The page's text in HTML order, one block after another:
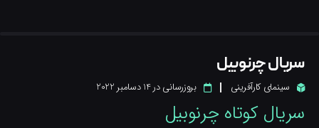
چرنوبیل
سینمای کارآفرینی بروزرسانی در14 دسامبر 2022
کوتاه چرنوبیل